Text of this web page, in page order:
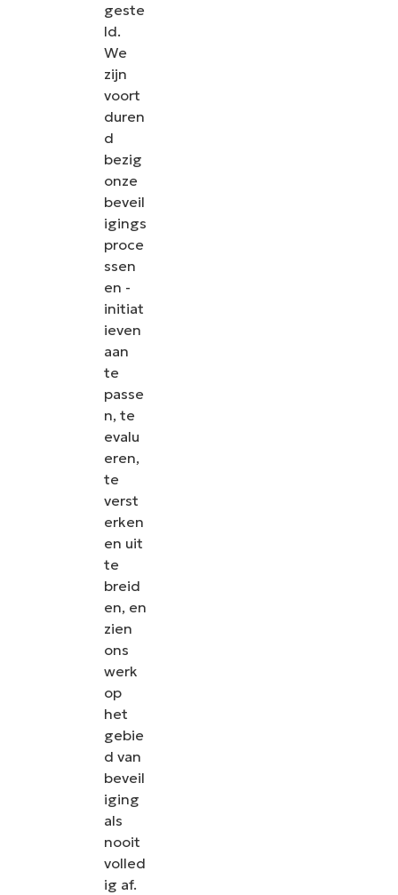
geste
ld.
We
zijn
voort
duren
d
bezig
onze
beveil
igings
proce
ssen
en -
initiat
ieven
aan
te
passe
n, te
evalu
eren,
te
verst
erken
en uit
te
breid
en, en
zien
ons
werk
op
het
gebie
d van
beveil
iging
als
nooit
volled
ig af.